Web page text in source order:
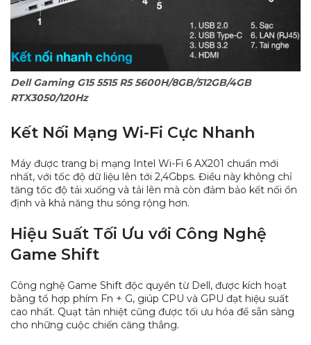
Dell Gaming G15 5515 R5 5600H/8GB/512GB/4GB
RTX3050/120Hz
Kết Nối Mạng Wi-Fi Cực Nhanh
Máy được trang bị mạng Intel Wi-Fi 6 AX201 chuẩn mới
nhất, với tốc độ dữ liệu lên tới 2,4Gbps. Điều này không chỉ
tăng tốc độ tải xuống và tải lên mà còn đảm bảo kết nối ổn
định và khả năng thu sóng rộng hơn.
Hiệu Suất Tối Ưu với Công Nghệ
Game Shift
Công nghệ Game Shift độc quyền từ Dell, được kích hoạt
bằng tổ hợp phím Fn + G, giúp CPU và GPU đạt hiệu suất
cao nhất. Quạt tản nhiệt cũng được tối ưu hóa để sẵn sàng
cho những cuộc chiến căng thẳng.